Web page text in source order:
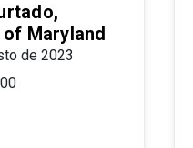
Maryland
de 2023